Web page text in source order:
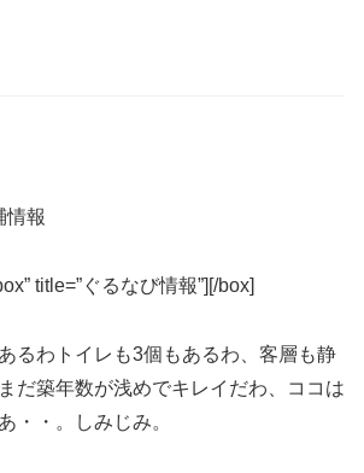
情報
title=”ぐるなび情報”] [/box]
るわトイレも3個もあるわ、客層も静
だ築年数が浅めでキレイだわ、ココは
・・。しみじみ。